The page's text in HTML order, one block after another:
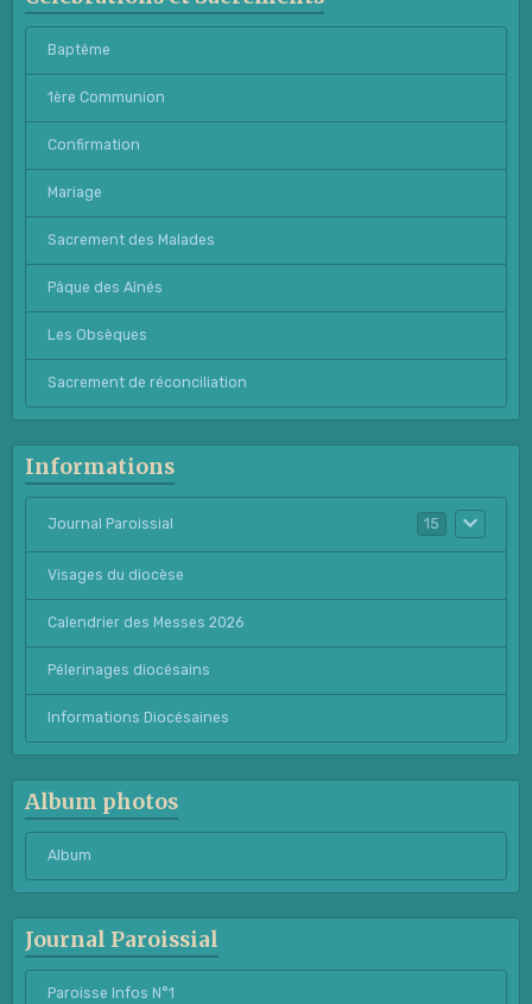
Baptême
1ère Communion
Confirmation
Mariage
Sacrement des Malades
Pâque des Aînés
Les Obsèques
Sacrement de réconciliation
Informations
Journal Paroissial 15
Visages du diocèse
Calendrier des Messes 2026
Pélerinages diocésains
Informations Diocésaines
Album photos
Album
Journal Paroissial
Paroisse Infos N°1